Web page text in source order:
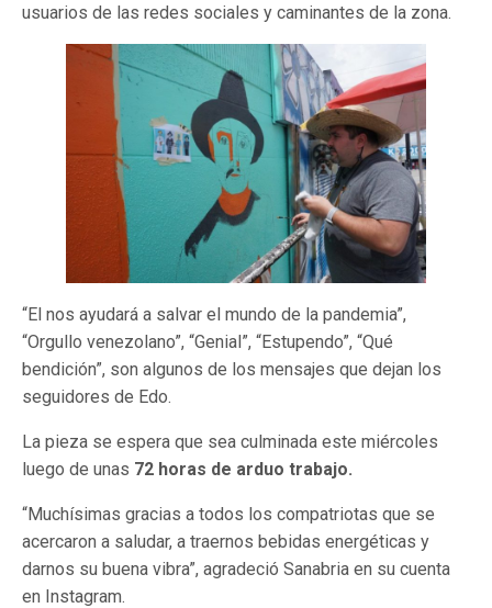
usuarios de las redes sociales y caminantes de la zona.
“El nos ayudará a salvar el mundo de la pandemia”,
“Orgullo venezolano”, “Genial”, “Estupendo”, “Qué
bendición”, son algunos de los mensajes que dejan los
seguidores de Edo.
La pieza se espera que sea culminada este miércoles
luego de unas 72 horas de arduo trabajo.
“Muchísimas gracias a todos los compatriotas que se
acercaron a saludar, a traernos bebidas energéticas y
darnos su buena vibra”, agradeció Sanabria en su cuenta
en Instagram.